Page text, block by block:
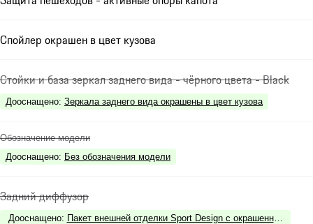
Спойлер окрашен в цвет кузова
Стойки и база зеркал заднего вида - чёрного цвета - Black
Дооснащено: Зеркала заднего вида окрашены в цвет кузова
Обозначение модели
Дооснащено: Без обозначения модели
Задний диффузор
Дооснащено: Пакет внешней отделки Sport Design с окрашенными